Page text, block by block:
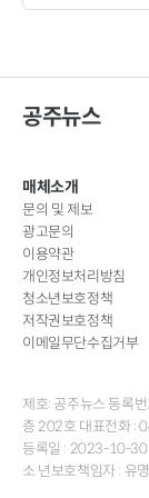
공주뉴스
매체소개
문의 및 제보
광고문의
이용약관
개인정보처리방침
청소년보호정책
저작권보호정책
이메일무단수집거부
제호: 공주뉴스 등록
층 202호 대표전화 :
등록일 : 2023-10-30
소 년보호책임자 : 유